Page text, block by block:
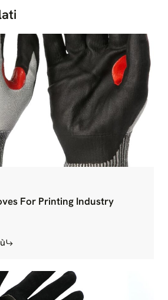
For Printing Industry